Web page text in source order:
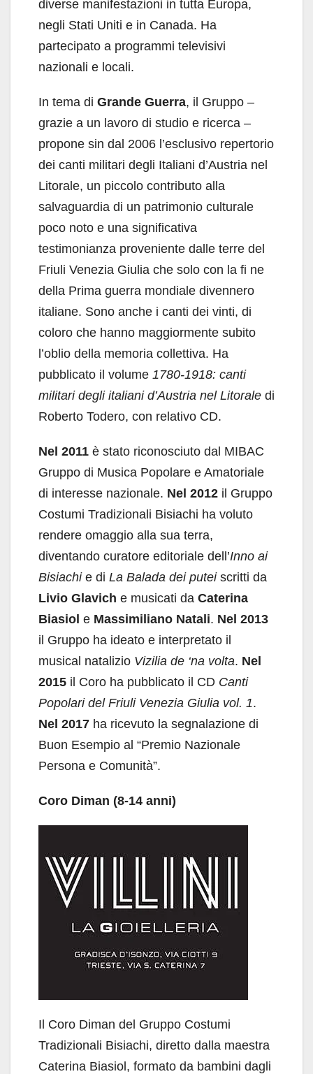
diverse manifestazioni in tutta Europa,
negli Stati Uniti e in Canada. Ha
partecipato a programmi televisivi
nazionali e locali.
In tema di Grande Guerra, il Gruppo –
grazie a un lavoro di studio e ricerca –
propone sin dal 2006 l’esclusivo repertorio
dei canti militari degli Italiani d’Austria nel
Litorale, un piccolo contributo alla
salvaguardia di un patrimonio culturale
poco noto e una significativa
testimonianza proveniente dalle terre del
Friuli Venezia Giulia che solo con la fi ne
della Prima guerra mondiale divennero
italiane. Sono anche i canti dei vinti, di
coloro che hanno maggiormente subito
l’oblio della memoria collettiva. Ha
pubblicato il volume 1780-1918: canti
militari degli italiani d’Austria nel Litorale di
Roberto Todero, con relativo CD.
Nel 2011 è stato riconosciuto dal MIBAC
Gruppo di Musica Popolare e Amatoriale
di interesse nazionale. Nel 2012 il Gruppo
Costumi Tradizionali Bisiachi ha voluto
rendere omaggio alla sua terra,
diventando curatore editoriale dell’Inno ai
Bisiachi e di La Balada dei putei scritti da
Livio Glavich e musicati da Caterina
Biasiol e Massimiliano Natali. Nel 2013
il Gruppo ha ideato e interpretato il
musical natalizio Vizilia de ‘na volta. Nel
2015 il Coro ha pubblicato il CD Canti
Popolari del Friuli Venezia Giulia vol. 1.
Nel 2017 ha ricevuto la segnalazione di
Buon Esempio al “Premio Nazionale
Persona e Comunità”.
Coro Diman (8-14 anni)
Il Coro Diman del Gruppo Costumi
Tradizionali Bisiachi, diretto dalla maestra
Caterina Biasiol, formato da bambini dagli